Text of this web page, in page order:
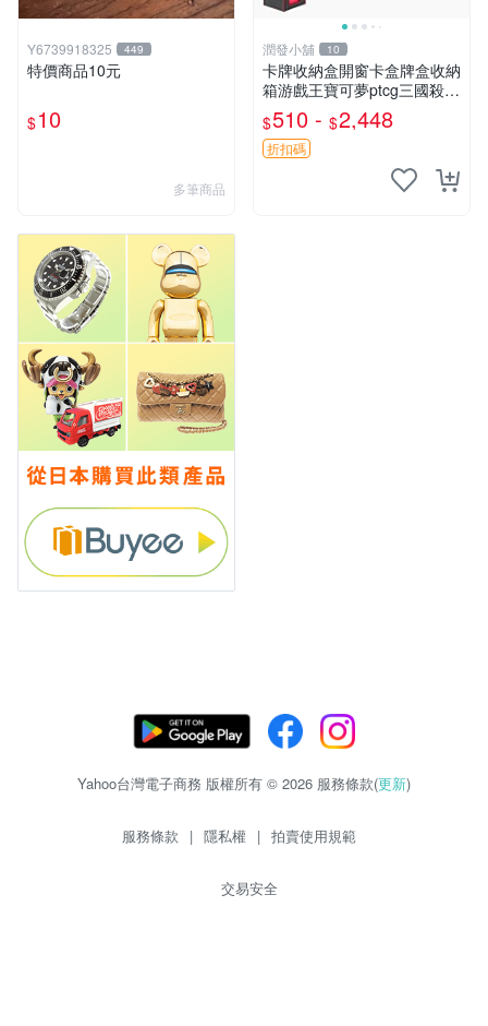
Y6739918325 449
特價商品10元
$10
多筆商品
潤發小舖 10
卡牌收納盒開窗卡盒牌盒收納
箱游戲王寶可夢ptcg三國殺海
賊王dtcg
$510 - $2,448
折扣碼
Yahoo台灣電子商務 版權所有 © 2026 服務條款(更新)
服務條款 | 隱私權 | 拍賣使用規範
交易安全